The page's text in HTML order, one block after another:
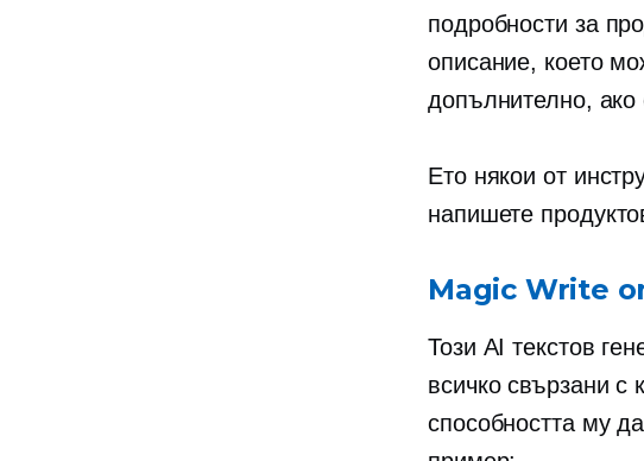
подробности за
описание, което
допълнително,
Ето някои от
напишете
Magic Write
Този AI текстов
всичкосвързани с
способността му